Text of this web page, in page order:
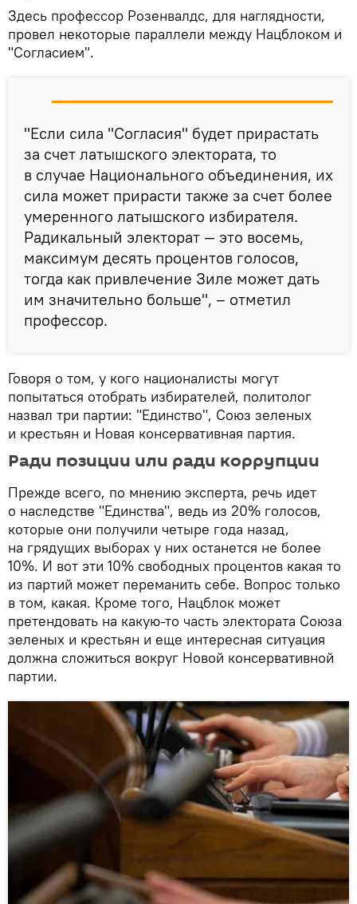
Здесь профессор Розенвалдс, для наглядности,
провел некоторые параллели между Нацблоком и
"Согласием".
"Если сила "Согласия" будет прирастать
за счет латышского электората, то
в случае Национального объединения, их
сила может прирасти также за счет более
умеренного латышского избирателя.
Радикальный электорат — это восемь,
максимум десять процентов голосов,
тогда как привлечение Зиле может дать
им значительно больше", – отметил
профессор.
Говоря о том, у кого националисты могут
попытаться отобрать избирателей, политолог
назвал три партии: "Единство", Союз зеленых
и крестьян и Новая консервативная партия.
Ради позиции или ради коррупции
Прежде всего, по мнению эксперта, речь идет
о наследстве "Единства", ведь из 20% голосов,
которые они получили четыре года назад,
на грядущих выборах у них останется не более
10%. И вот эти 10% свободных процентов какая то
из партий может переманить себе. Вопрос только
в том, какая. Кроме того, Нацблок может
претендовать на какую-то часть электората Союза
зеленых и крестьян и еще интересная ситуация
должна сложиться вокруг Новой консервативной
партии.